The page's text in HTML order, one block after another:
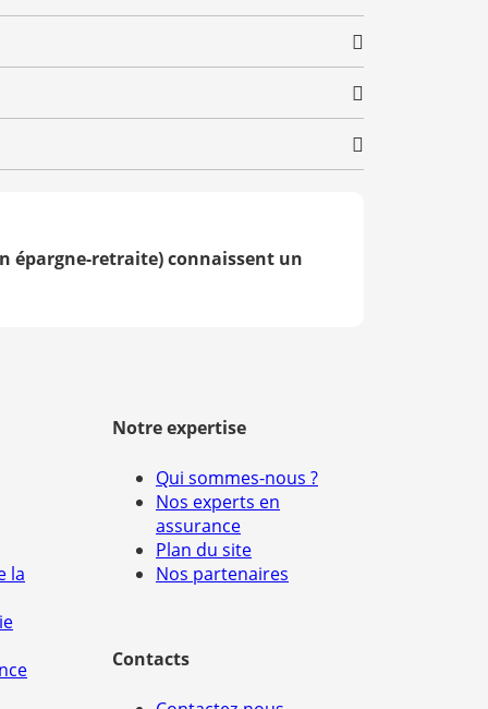
épargne-retraite) connaissent un
la
Notre expertise
Qui sommes-nous ?
Nos experts en
assurance
Plan du site
Nos partenaires
Contacts